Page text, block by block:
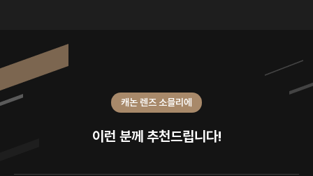
캐논 렌즈 소믈리에
이런 분께 추천드립니다!